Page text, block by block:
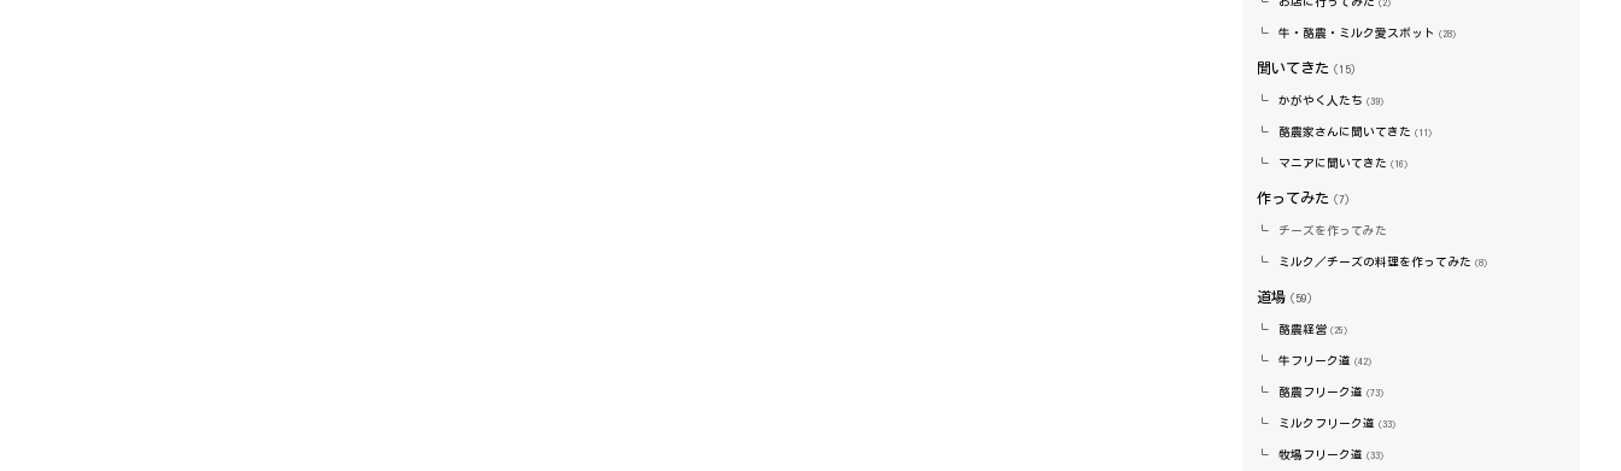
（2）
牛・酪農・ミルク愛スポット （28）
聞いてきた（15）
かがやく人たち（39）
酪農家さんに聞いてきた（11）
マニアに聞いてきた（16）
作ってみた（7）
チーズを作ってみた
ミルク／チーズの料理を作ってみた（8）
道場（59）
酪農経営（25）
牛フリーク道（42）
酪農フリーク道（73）
ミルクフリーク道（33）
牧場フリーク道（33）